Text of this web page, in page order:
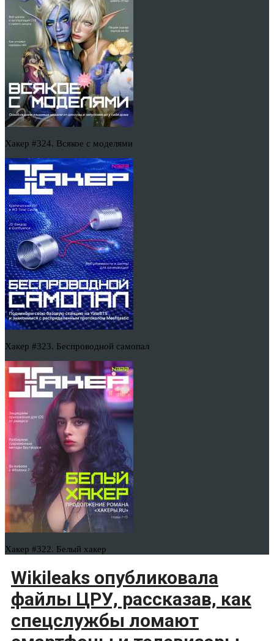
Хакер #324. Всякое с моделями
Хакер #323. Беспроводной самопал
Хакер #322. Белый хакер
Wikileaks опубликовала
файлы ЦРУ, рассказав, как
спецслужбы ломают